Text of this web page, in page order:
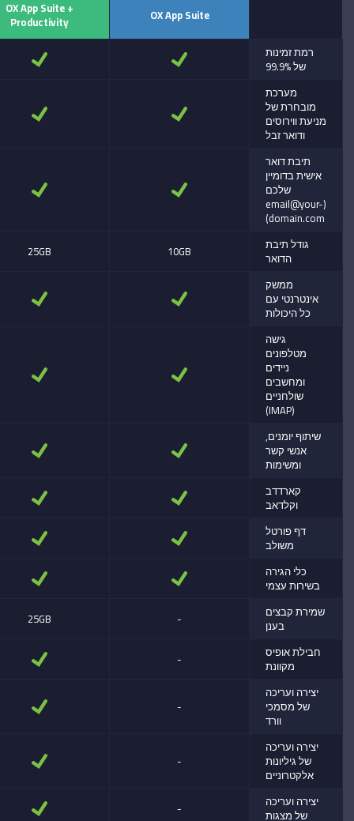
OX App Suite
OX App Suite +
Productivity
רמת זמינות
של 99.9%
מערכת
מובחרת של
מניעת ווירוסים
ודואר זבל
תיבת דואר
אישית בדומיין
שלכם
(email@your-
domain.com)
גודל תיבת
הדואר 10GB
25GB
ממשק
אינטרנטי עם
כל היכולות
גישה
מטלפונים
ניידים
ומחשבים
שולחניים
(IMAP)
שיתוף יומנים,
אנשי קשר
ומשימות
קארדדב
וקלדאב
דף פורטל
משולב
כלי הגירה
בשירות עצמי
שמירת קבצים
בענן -
25GB
חבילת אופיס
מקוונת
-
יצירה ועריכה
של מסמכי
וורד
-
יצירה ועריכה
של גיליונות
אלקטרוניים
-
יצירה ועריכה
של מצגות -